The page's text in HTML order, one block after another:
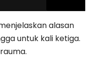
alasan
untuk kali ketiga.